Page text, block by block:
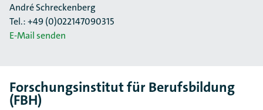
André Schreckenberg
Tel.: +49 (0)022147090315
E-Mail senden
Forschungsinstitut für Berufsbildung
(FBH)